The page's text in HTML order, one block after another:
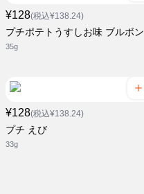
¥128(税込¥138.24)
プチポテトうすしお味 ブルボン
35g
¥128(税込¥138.24)
プチ えび
33g